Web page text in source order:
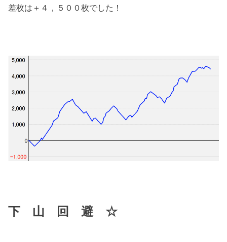
差枚は＋４，５００枚でした！
下 山 回 避 ☆